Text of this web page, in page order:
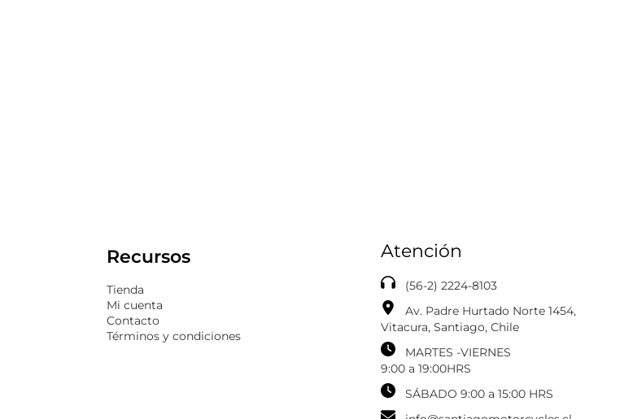
Recursos
Tienda
Mi cuenta
Contacto
Términos y condiciones
Atención
(56-2) 2224-8103
Av. Padre Hurtado Norte 1454,
Vitacura, Santiago, Chile
MARTES -VIERNES
‎‎‎9:00 a 19:00HRS
SÁBADO 9:00 a 15:00 HRS